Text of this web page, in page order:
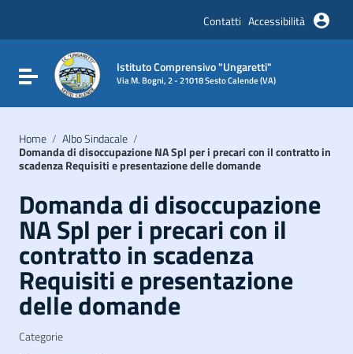
Vai al footer
Contatti Accessibilità
Attiva / disattiva la navigazione
Istituto Comprensivo "Ungaretti"
Via M. Bogni, 2 - 21018 Sesto Calende (VA)
Home / Albo Sindacale /
Domanda di disoccupazione NA Spl per i precari con il contratto in
scadenza Requisiti e presentazione delle domande
Domanda di disoccupazione
NA Spl per i precari con il
contratto in scadenza
Requisiti e presentazione
delle domande
Categorie